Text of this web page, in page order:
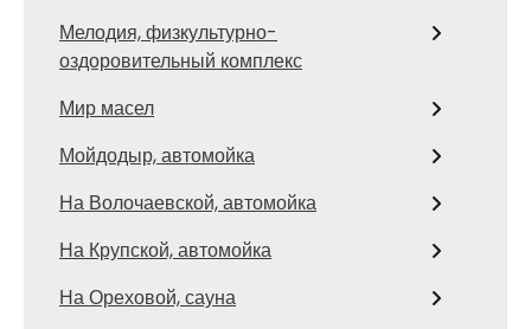
Мелодия, физкультурно-
оздоровительный комплекс
Мир масел
Мойдодыр, автомойка
На Волочаевской, автомойка
На Крупской, автомойка
На Ореховой, сауна